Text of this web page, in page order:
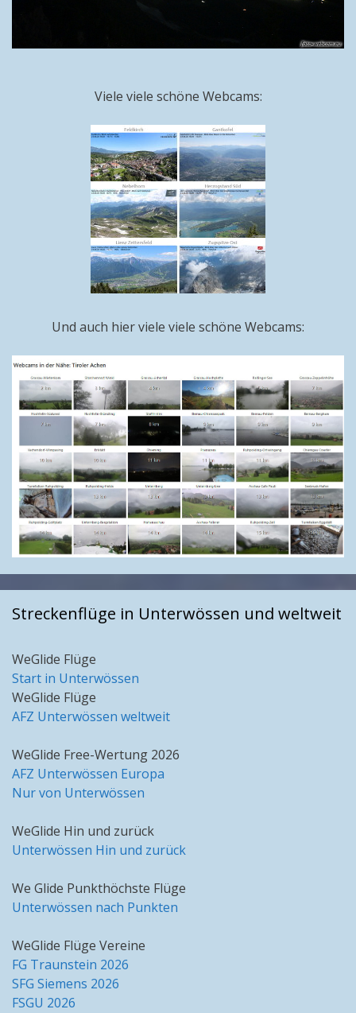
Viele viele schöne Webcams:
Und auch hier viele viele schöne Webcams:
Streckenflüge in Unterwössen und weltweit
WeGlide Flüge
Start in Unterwössen
WeGlide Flüge
AFZ Unterwössen weltweit
WeGlide Free-Wertung 2026
AFZ Unterwössen Europa
Nur von Unterwössen
WeGlide Hin und zurück
Unterwössen Hin und zurück
We Glide Punkthöchste Flüge
Unterwössen nach Punkten
WeGlide Flüge Vereine
FG Traunstein 2026
SFG Siemens 2026
FSGU 2026